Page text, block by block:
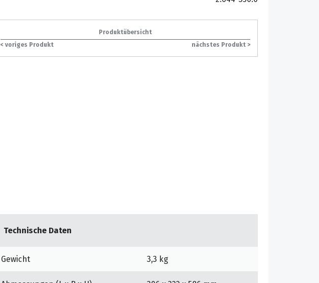
Produktübersicht
< voriges Produkt
nächstes Produkt >
Technische Daten
Gewicht 3,3 kg